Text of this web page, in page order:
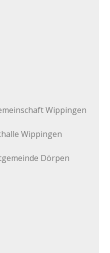
Wippingen
Wippingen
Dörpen